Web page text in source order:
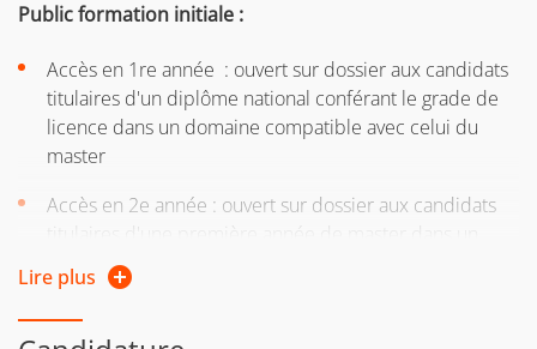
Public formation initiale :
Accès en 1re année : ouvert sur dossier aux candidats
titulaires d'un diplôme national conférant le grade de
licence dans un domaine compatible avec celui du
master
Accès en 2e année : ouvert sur dossier aux candidats
domaine compatible
Public formation continue :
Lire plus